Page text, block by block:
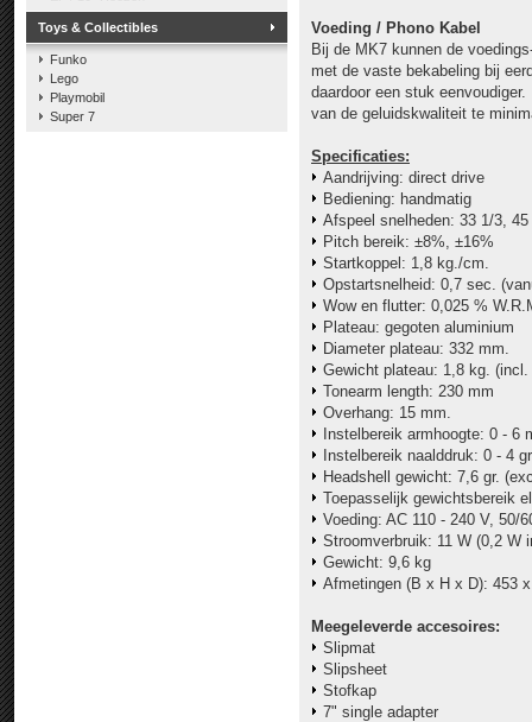
Toys & Collectibles
Funko
Lego
Playmobil
Super 7
Voeding / Phono Kabel
Bij de MK7 kunnen de
met de vaste bekabeling bij
daardoor een stuk
van de geluidskwaliteit te
Specificaties:
Aandrijving: direct drive
Bediening: handmatig
Afspeel snelheden: 33 1/3,
Pitch bereik: ±8%, ±16%
Startkoppel: 1,8 kg./cm.
Opstartsnelheid: 0,7 sec.
Wow en flutter: 0,025 %
Plateau: gegoten aluminium
Diameter plateau: 332 mm.
Gewicht plateau: 1,8 kg.
Tonearm length: 230 mm
Overhang: 15 mm.
Instelbereik armhoogte: 0 - 6
Instelbereik naalddruk: 0 - 4
Headshell gewicht: 7,6 gr.
Toepasselijk gewichtsbereik
Voeding: AC 110 - 240 V, 50/
Stroomverbruik: 11 W (0,2 W
Gewicht: 9,6 kg
Afmetingen (B x H x D): 453
Meegeleverde accesoires:
Slipmat
Slipsheet
Stofkap
7" single adapter